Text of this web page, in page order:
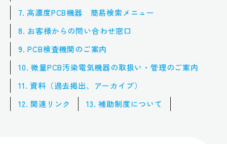
7. 高濃度PCB機器 簡易検索メニュー
8. お客様からの問い合わせ窓口
9. PCB検査機関のご案内
10. 微量PCB汚染電気機器の取扱い・管理のご案内
11. 資料（過去掲出、アーカイブ）
12. 関連リンク
13. 補助制度について